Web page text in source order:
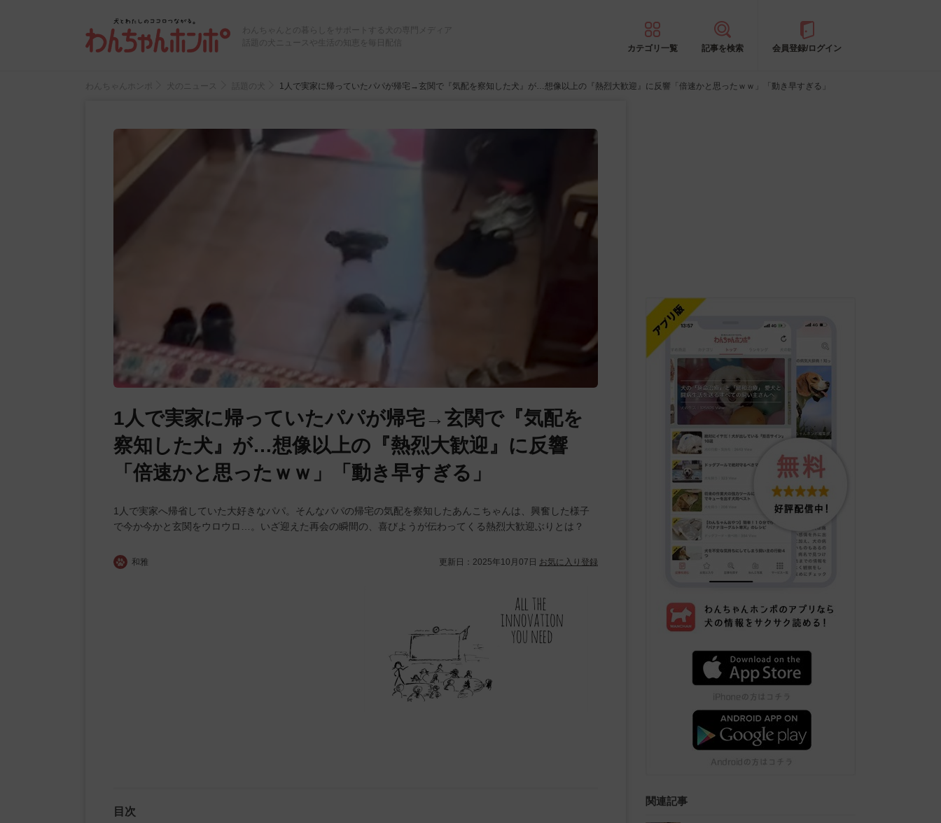
わんちゃんとの暮らしをサポートする犬の専門メディア
話題の犬ニュースや生活の知恵を毎日配信
カテゴリ一覧 記事を検索 会員登録/ログイン
わんちゃんホンポ 犬のニュース 話題の犬 1人で実家に帰っていたパパが帰宅→玄関で『気配を察知した犬』が…想像以上の『熱烈大歓迎』に反響「倍速かと思ったｗｗ」「動き早すぎる」
1人で実家に帰っていたパパが帰宅→玄関で『気配を
察知した犬』が…想像以上の『熱烈大歓迎』に反響
「倍速かと思ったｗｗ」「動き早すぎる」
1人で実家へ帰省していた大好きなパパ。そんなパパの帰宅の気配を察知したあんこちゃんは、興奮した様子
で今か今かと玄関をウロウロ…。いざ迎えた再会の瞬間の、喜びようが伝わってくる熱烈大歓迎ぶりとは？
和雅 更新日： 2025年10月07日 お気に入り登録
目次
関連記事